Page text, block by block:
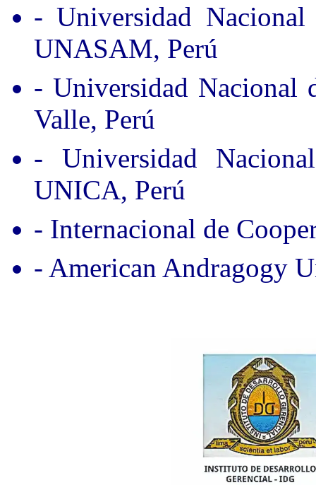
- Universidad
UNASAM, Perú
- Universidad Nacional
Valle, Perú
- Universidad
UNICA, Perú
- Internacional de
- American Andragogy